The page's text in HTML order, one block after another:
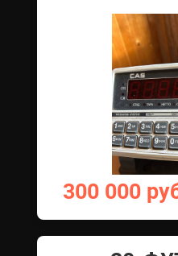
300 000